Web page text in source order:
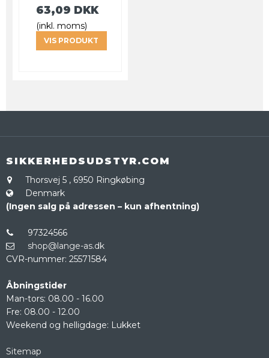
63,09 DKK
(inkl. moms)
VIS PRODUKT
SIKKERHEDSUDSTYR.COM
Thorsvej 5 , 6950 Ringkøbing
Denmark
(Ingen salg på adressen – kun afhentning)
97324566
shop@lange-as.dk
CVR-nummer: 25571584
Åbningstider
Man-tors: 08.00 - 16.00
Fre: 08.00 - 12.00
Weekend og helligdage: Lukket
Sitemap